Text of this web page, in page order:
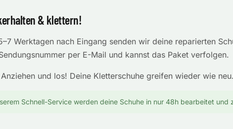
& klettern!
Werktagen nach Eingang senden wir deine reparierten
per E-Mail und kannst das Paket verfolgen.
und los! Deine Kletterschuhe greifen wieder wie neu.
Schnell-Service werden deine Schuhe in nur 48h bearbeitet und